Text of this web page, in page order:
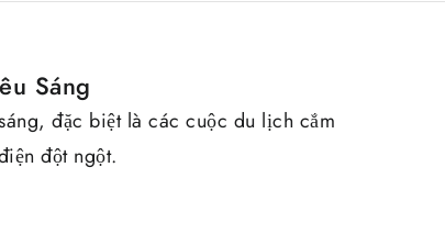
Sáng
đặc biệt là các cuộc du lịch cắm
đột ngột.